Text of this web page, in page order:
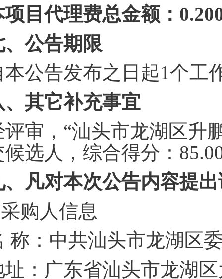
项目代理费总金额： 0.2
、公告期限
本公告发布之日起1个工
、其它补充事宜
审， “汕头市龙湖区升
候选人，综合得分：
、凡对本次公告内容提
采购人信息
称：中共汕头市龙湖区
址：广东省汕头市龙湖